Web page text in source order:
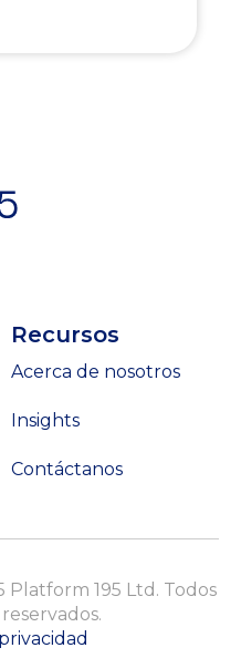
Recursos
Acerca de nosotros
Insights
Contáctanos
195 Ltd. Todos